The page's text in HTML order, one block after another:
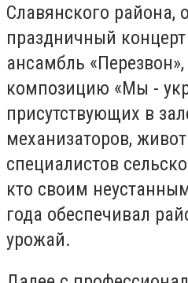
Славянского района,
праздничный
ансамбль
композицию «Мы -
присутствующих в
механизаторов,
специалистов
кто своим
года обеспечивал
урожай.